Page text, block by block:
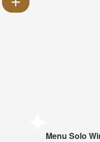
Menu Solo